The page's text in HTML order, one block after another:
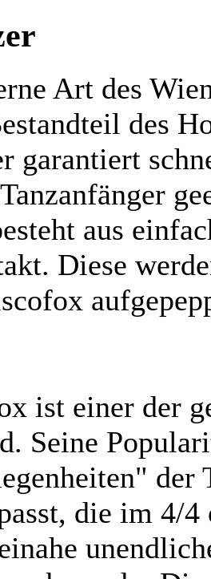
Art des
des
garantiert
aus
Diese
ist einer der
Seine
der
die im 4/4